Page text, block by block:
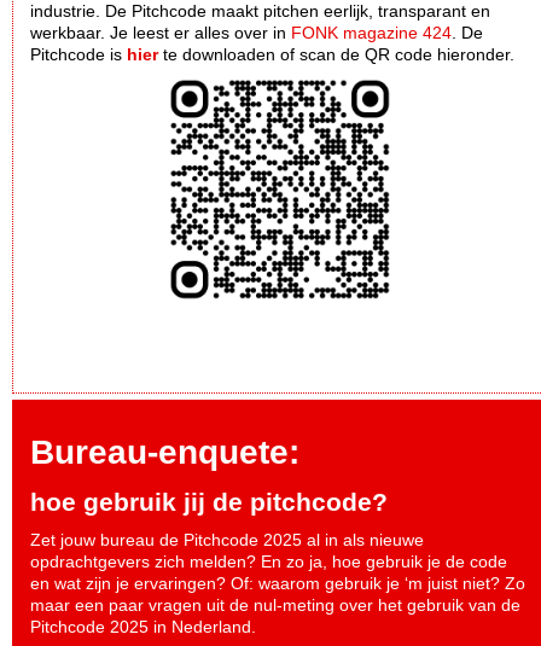
industrie. De Pitchcode maakt pitchen eerlijk, transparant en
werkbaar. Je leest er alles over in FONK magazine 424 . De
Pitchcode is hierte downloaden of scan de QR code hieronder.
Bureau-enquete:
hoe gebruik jij de pitchcode?
Zet jouw bureau de Pitchcode 2025 al in als nieuwe
opdrachtgevers zich melden? En zo ja, hoe gebruik je de code
en wat zijn je ervaringen? Of: waarom gebruik je ‘m juist niet? Zo
maar een paar vragen uit de nul-meting over het gebruik van de
Pitchcode 2025 in Nederland.